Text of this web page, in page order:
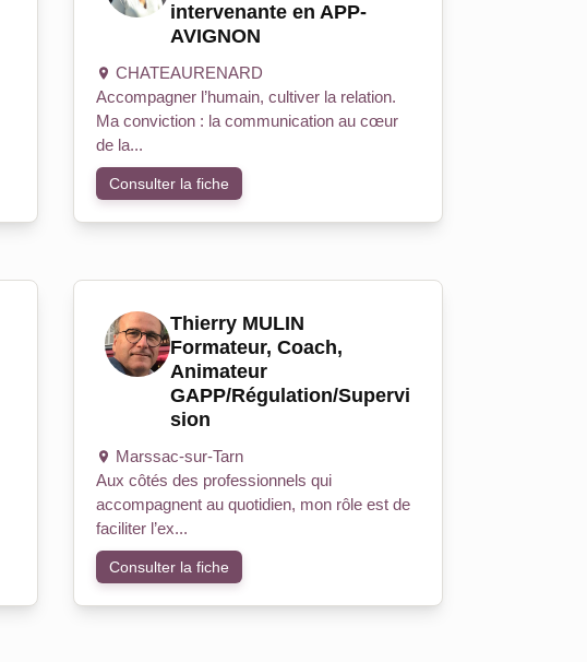
intervenante en APP-
AVIGNON
CHATEAURENARD
Accompagner l’humain, cultiver la relation.
Ma conviction : la communication au cœur
de la...
Consulter la fiche
Thierry MULIN
Formateur, Coach,
Animateur
GAPP/Régulation/Supervi
sion
Marssac-sur-Tarn
Aux côtés des professionnels qui
accompagnent au quotidien, mon rôle est de
faciliter l’ex...
Consulter la fiche